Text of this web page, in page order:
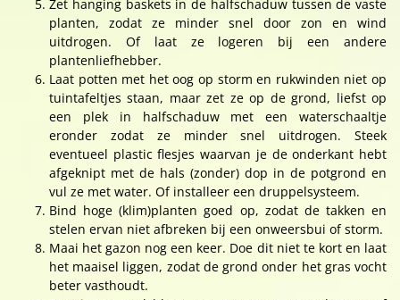
Zet hanging baskets in de halfschaduw tussen de vaste
planten, zodat ze minder snel door zon en wind
uitdrogen. Of laat ze logeren bij een andere
plantenliefhebber.
Laat potten met het oog op storm en rukwinden niet op
tuintafeltjes staan, maar zet ze op de grond, liefst op
een plek in halfschaduw met een waterschaaltje
eronder zodat ze minder snel uitdrogen. Steek
eventueel plastic flesjes waarvan je de onderkant hebt
afgeknipt met de hals (zonder) dop in de potgrond en
vul ze met water. Of installeer een druppelsysteem.
Bind hoge (klim)planten goed op, zodat de takken en
stelen ervan niet afbreken bij een onweersbui of storm.
Maai het gazon nog een keer. Doe dit niet te kort en laat
het maaisel liggen, zodat de grond onder het gras vocht
beter vasthoudt.